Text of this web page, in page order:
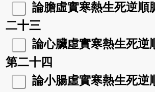
論膽虛實寒熱生死逆順
二十三
論心臟虛實寒熱生死逆
第二十四
論小腸虛實寒熱生死逆